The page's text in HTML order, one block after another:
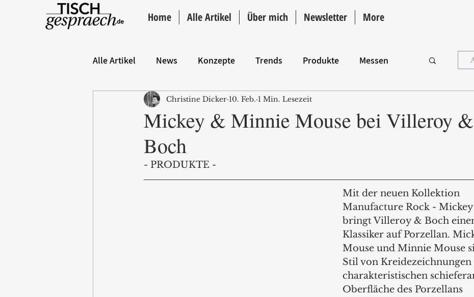
Home Alle Artikel Über mich Newsletter More
Alle Artikel News Konzepte Trends Produkte Messen
Hintergrund ANZEIGE Intro
Mickey & Minnie Mouse bei Villeroy &
Boch
Christine Dicker 10. Feb. 1 Min. Lesezeit
- PRODUKTE -
Mit der neuen Kollektion
Manufacture Rock -
bringt Villeroy & Boch
Klassiker auf Porzellan.
Mouse und Minnie Mouse
Stil von Kreidezeichnungen
charakteristischen
Oberfläche des Porzellans